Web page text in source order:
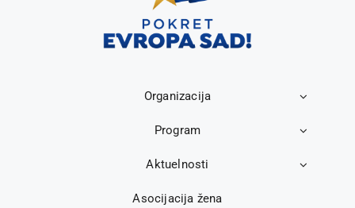
Organizacija
Program
Aktuelnosti
Asocijacija žena